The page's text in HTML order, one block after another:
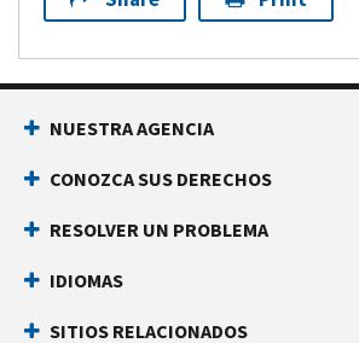
NUESTRA AGENCIA
CONOZCA SUS DERECHOS
RESOLVER UN PROBLEMA
IDIOMAS
SITIOS RELACIONADOS